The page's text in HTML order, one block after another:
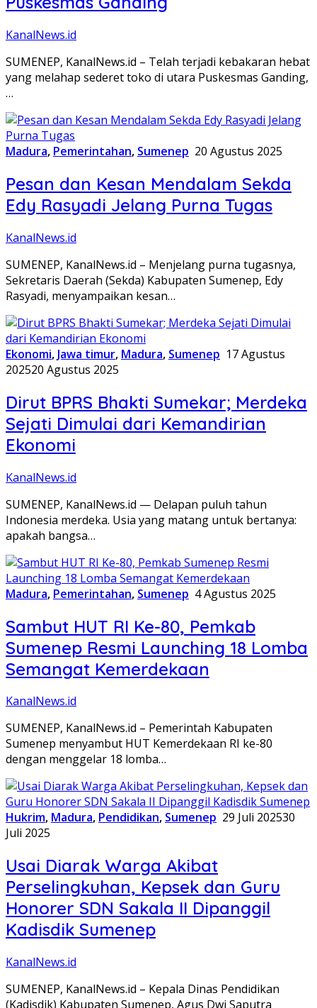
KanalNews.id
SUMENEP, KanalNews.id – Telah terjadi kebakaran hebat
yang melahap sederet toko di utara Puskesmas Ganding,
…
Madura, Pemerintahan, Sumenep 20 Agustus 2025
Pesan dan Kesan Mendalam Sekda
Edy Rasyadi Jelang Purna Tugas
KanalNews.id
SUMENEP, KanalNews.id – Menjelang purna tugasnya,
Sekretaris Daerah (Sekda) Kabupaten Sumenep, Edy
Rasyadi, menyampaikan kesan…
Ekonomi, Jawa timur, Madura, Sumenep 17 Agustus
202520 Agustus 2025
Dirut BPRS Bhakti Sumekar; Merdeka
Sejati Dimulai dari Kemandirian
Ekonomi
KanalNews.id
SUMENEP, KanalNews.id — Delapan puluh tahun
Indonesia merdeka. Usia yang matang untuk bertanya:
apakah bangsa…
Madura, Pemerintahan, Sumenep 4 Agustus 2025
Sambut HUT RI Ke-80, Pemkab
Sumenep Resmi Launching 18 Lomba
Semangat Kemerdekaan
KanalNews.id
SUMENEP, KanalNews.id – Pemerintah Kabupaten
Sumenep menyambut HUT Kemerdekaan RI ke-80
dengan menggelar 18 lomba…
Hukrim, Madura, Pendidikan, Sumenep 29 Juli 202530
Juli 2025
Usai Diarak Warga Akibat
Perselingkuhan, Kepsek dan Guru
Honorer SDN Sakala II Dipanggil
Kadisdik Sumenep
KanalNews.id
SUMENEP, KanalNews.id – Kepala Dinas Pendidikan
(Kadisdik) Kabupaten Sumenep, Agus Dwi Saputra